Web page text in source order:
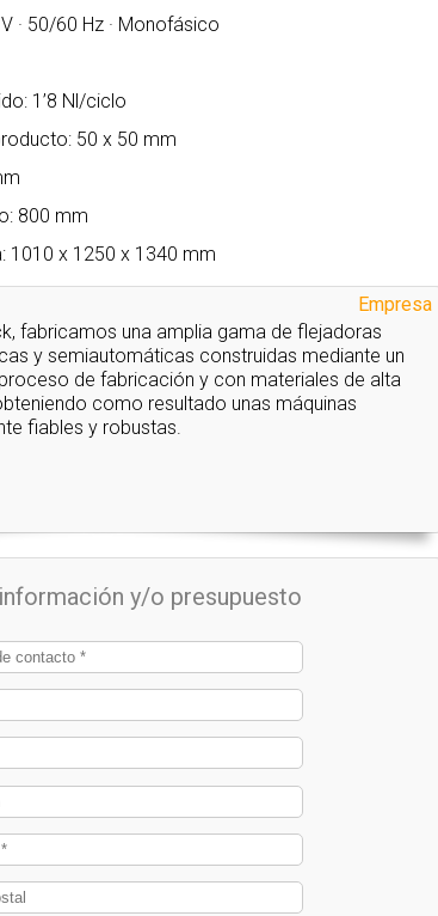
· 50/60 Hz · Monofásico
1’8 Nl/ciclo
50 x 50 mm
800 mm
1010 x 1250 x 1340 mm
Empresa
fabricamos una amplia gama de flejadoras
y semiautomáticas construidas mediante un
de fabricación y con materiales de alta
como resultado unas máquinas
fiables y robustas.
y/o presupuesto